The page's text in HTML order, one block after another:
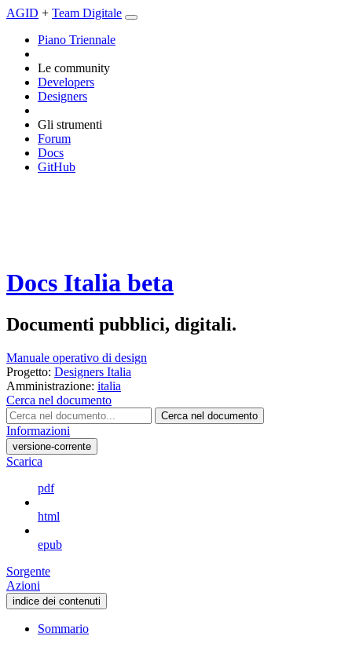
AGID + Team Digitale
Piano Triennale
Le community
Developers
Designers
Gli strumenti
Forum
Docs
GitHub
Docs Italia beta
Documenti pubblici, digitali.
Manuale operativo di design
Progetto: Designers Italia
Amministrazione: italia
Cerca nel documento
Cerca nel documento
Informazioni
versione-corrente
Scarica
pdf
html
epub
Sorgente
Azioni
indice dei contenuti
Sommario